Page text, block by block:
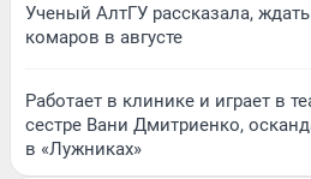
Ученый АлтГУ рассказала,
комаров в августе
Работает в клинике и играет в
сестре Вани Дмитриенко,
в «Лужниках»